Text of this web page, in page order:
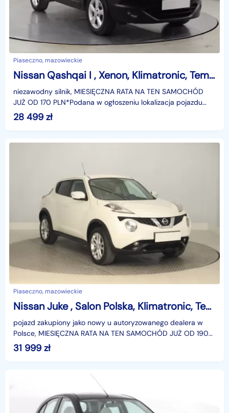
Piaseczno, mazowieckie
Nissan Qashqai I , Xenon, Klimatronic, Tempomat, Parktronic,
niezawodny silnik, MIESIĘCZNA RATA NA TEN SAMOCHÓD
JUŻ OD 170 PLN*Podana w ogłoszeniu lokalizacja pojazdu
jest aktualna na dzień wystawienia ogłoszenia. Przed
28 499 zł
Piaseczno, mazowieckie
Nissan Juke , Salon Polska, Klimatronic, Tempomat, Parktronic
pojazd zakupiony jako nowy u autoryzowanego dealera w
Polsce, MIESIĘCZNA RATA NA TEN SAMOCHÓD JUŻ OD 190
PLN*Podana w ogłoszeniu lokalizacja pojazdu jest aktua
31 999 zł